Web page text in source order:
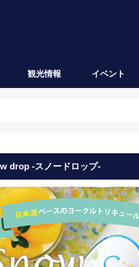
観光情報 イベント
drop -スノードロップ-